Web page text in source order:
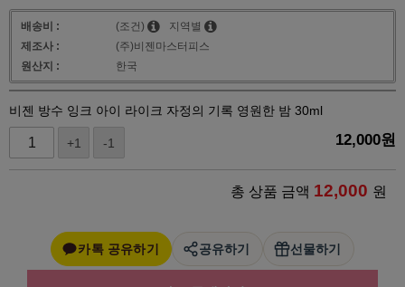
배송비 : (조건)
지역별
제조사 :
(주)비젠마스터피스
원산지 :
한국
비젠 방수 잉크 아이 라이크 자정의 기록 영원한 밤 30ml
+1 -1 12,000원
총 상품 금액 12,000 원
카톡 공유하기 공유하기 선물하기